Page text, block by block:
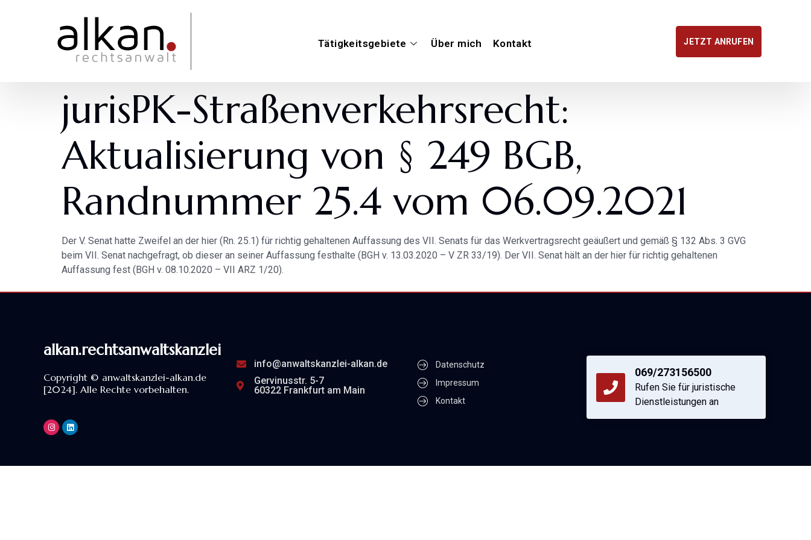
Tätigkeitsgebiete Über mich Kontakt JETZT ANRUFEN
jurisPK-Straßenverkehrsrecht:
Aktualisierung von § 249 BGB,
Randnummer 25.4 vom 06.09.2021
Der V. Senat hatte Zweifel an der hier (Rn. 25.1) für richtig gehaltenen Auffassung des VII. Senats für das Werkvertragsrecht geäußert und gemäß § 132 Abs. 3 GVG
beim VII. Senat nachgefragt, ob dieser an seiner Auffassung festhalte (BGH v. 13.03.2020 – V ZR 33/19). Der VII. Senat hält an der hier für richtig gehaltenen
Auffassung fest (BGH v. 08.10.2020 – VII ARZ 1/20).
alkan.rechtsanwaltskanzlei
Copyright © anwaltskanzlei-alkan.de
[2024]. Alle Rechte vorbehalten.
info@anwaltskanzlei-alkan.de
Gervinusstr. 5-7
60322 Frankfurt am Main
Datenschutz
Impressum
Kontakt
069/273156500
Rufen Sie für juristische
Dienstleistungen an